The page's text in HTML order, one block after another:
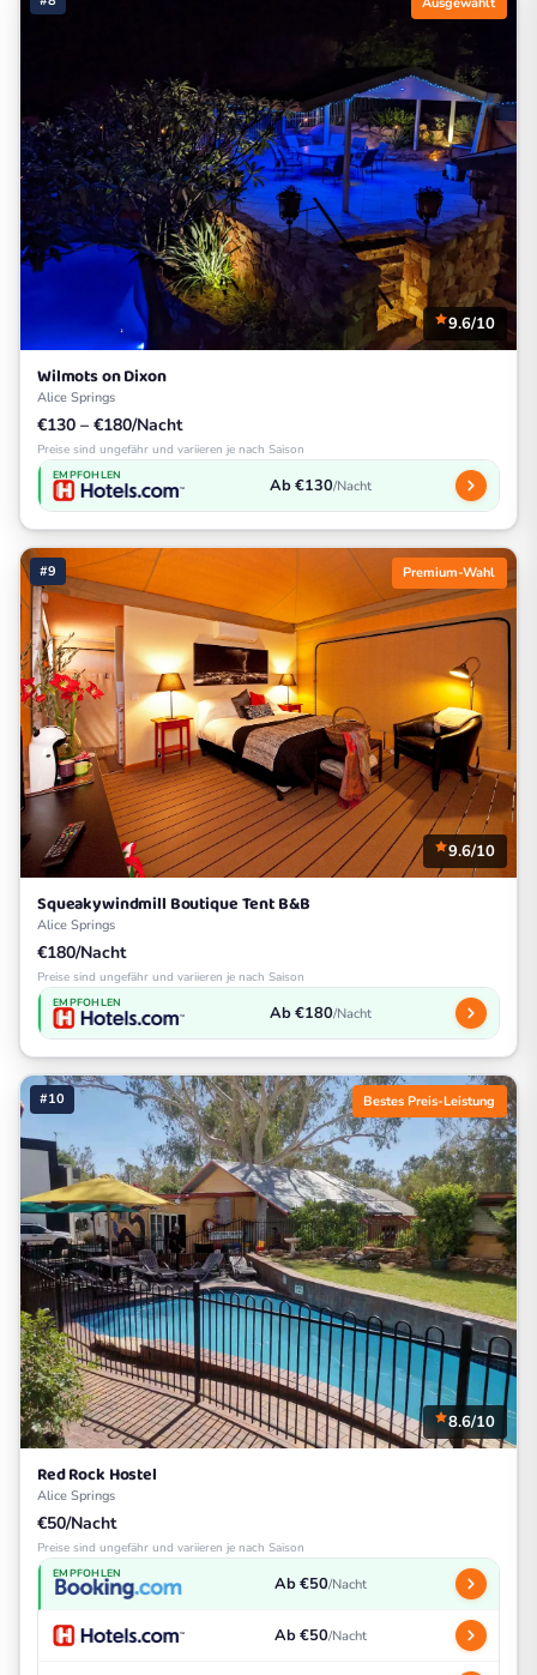
9.6/10
Wilmots on Dixon
Alice Springs
€130 – €180/Nacht
Preise sind ungefähr und variieren je nach Saison
EMPFOHLEN Ab €130/Nacht
#9 Premium-Wahl
9.6/10
Squeakywindmill Boutique Tent B&B
Alice Springs
€180/Nacht
Preise sind ungefähr und variieren je nach Saison
EMPFOHLEN Ab €180/Nacht
#10 Bestes Preis-Leistung
8.6/10
Red Rock Hostel
Alice Springs
€50/Nacht
Preise sind ungefähr und variieren je nach Saison
EMPFOHLEN Ab €50/Nacht
Ab €50/Nacht